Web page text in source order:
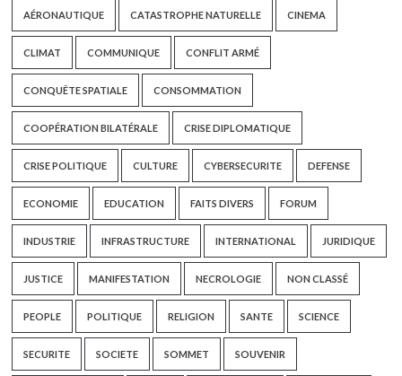
AÉRONAUTIQUE CATASTROPHE NATURELLE CINEMA
CLIMAT COMMUNIQUE CONFLIT ARMÉ
CONQUÊTE SPATIALE CONSOMMATION
COOPÉRATION BILATÉRALE CRISE DIPLOMATIQUE
CRISE POLITIQUE CULTURE CYBERSECURITE DEFENSE
ECONOMIE EDUCATION FAITS DIVERS FORUM
INDUSTRIE INFRASTRUCTURE INTERNATIONAL JURIDIQUE
JUSTICE MANIFESTATION NECROLOGIE NON CLASSÉ
PEOPLE POLITIQUE RELIGION SANTE SCIENCE
SECURITE SOCIETE SOMMET SOUVENIR